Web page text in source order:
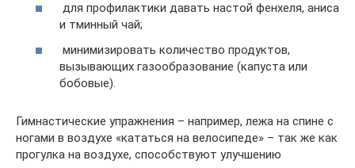
для профилактики давать настой фенхеля, аниса
и тминный чай;
минимизировать количество продуктов,
вызывающих газообразование (капуста или
бобовые).
Гимнастические упражнения – например, лежа на спине с
ногами в воздухе «кататься на велосипеде» – так же как
прогулка на воздухе, способствуют улучшению